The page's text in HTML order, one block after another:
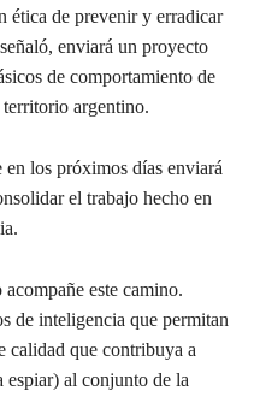
ética de prevenir y erradicar
enviará un proyecto
de comportamiento de
argentino.
los próximos días enviará
el trabajo hecho en
este camino.
de inteligencia que permitan
calidad que contribuya a
espiar) al conjunto de la